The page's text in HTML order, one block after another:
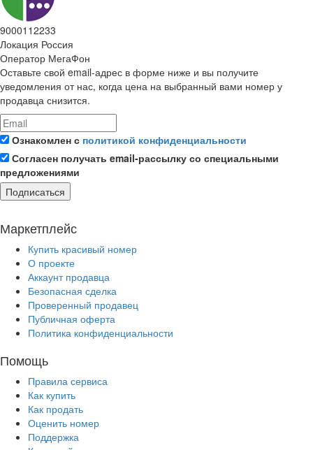
9000112233
Локация Россия
Оператор МегаФон
Оставьте свой email-адрес в форме ниже и вы получите
уведомления от нас, когда цена на выбранный вами номер у
продавца снизится.
Ознакомлен с политикой конфиденциальности
Согласен получать email-рассылку со специальными
предложениями
Подписаться
Маркетплейс
Купить красивый номер
О проекте
Аккаунт продавца
Безопасная сделка
Проверенный продавец
Публичная оферта
Политика конфиденциальности
Помощь
Правила сервиса
Как купить
Как продать
Оценить номер
Поддержка